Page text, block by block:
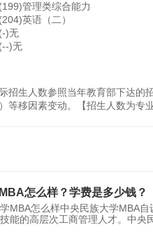
管理类综合能力
英语（二）
)无
)无
招生人数参照当年教育部下达的
等移因素变动。【招生人数为专
怎么样？学费是多少钱？
MBA怎么样中央民族大学MBA
能的高层次工商管理人才。中央